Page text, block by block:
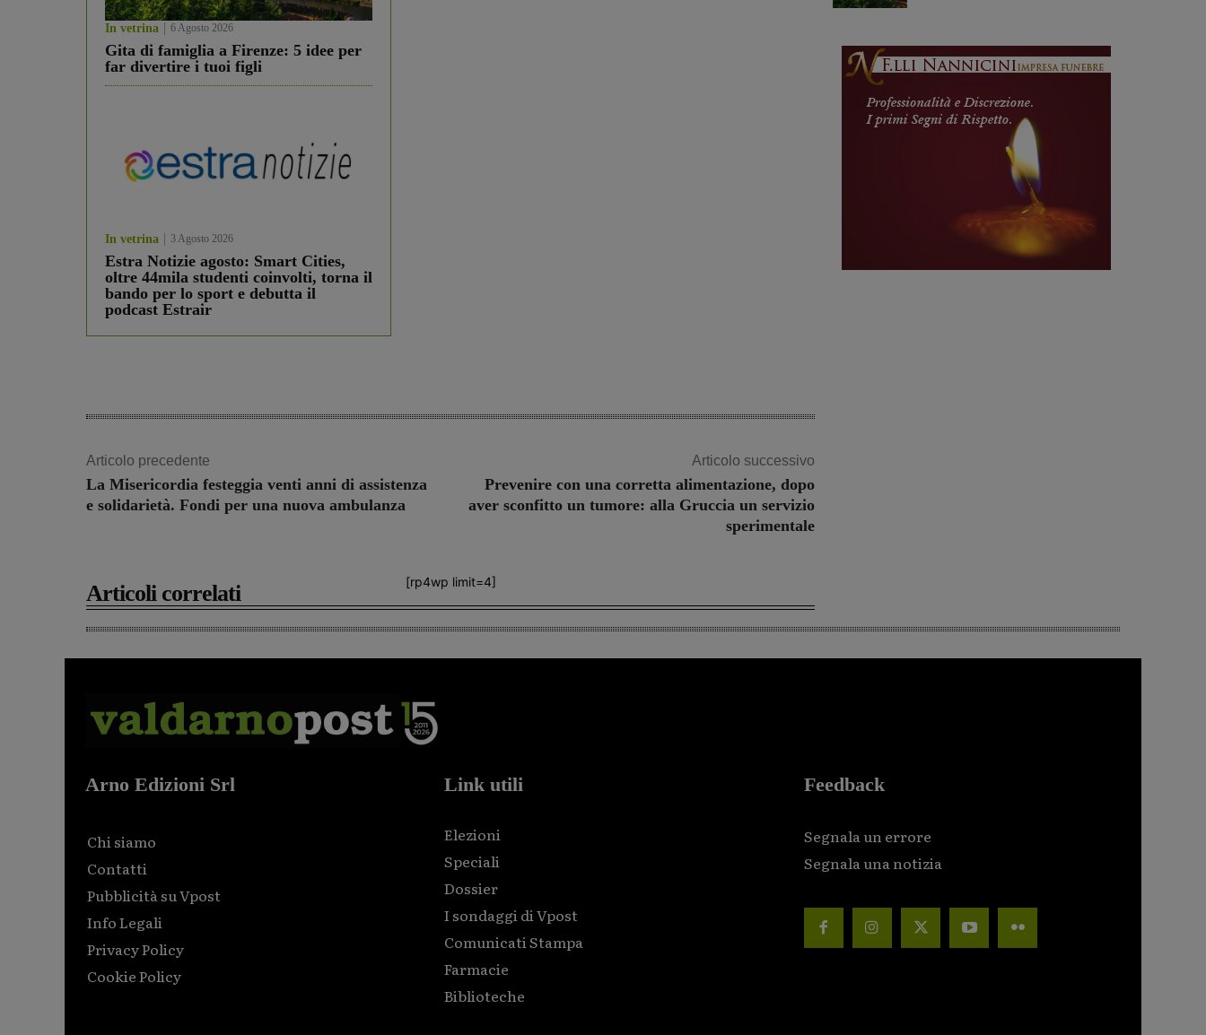
In vetrina 6 Agosto 2026
Gita di famiglia a Firenze: 5 idee per
far divertire i tuoi figli
In vetrina 3 Agosto 2026
Estra Notizie agosto: Smart Cities,
oltre 44mila studenti coinvolti, torna il
bando per lo sport e debutta il
podcast Estrair
Articolo precedente
La Misericordia festeggia venti anni di assistenza
e solidarietà. Fondi per una nuova ambulanza
Articolo successivo
Prevenire con una corretta alimentazione, dopo
aver sconfitto un tumore: alla Gruccia un servizio
sperimentale
[rp4wp limit=4]
Articoli correlati
Arno Edizioni Srl
Chi siamo
Contatti
Pubblicità su Vpost
Info Legali
Privacy Policy
Cookie Policy
Link utili
Elezioni
Speciali
Dossier
I sondaggi di Vpost
Comunicati Stampa
Farmacie
Biblioteche
Feedback
Segnala un errore
Segnala una notizia